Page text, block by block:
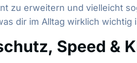
zu erweitern und vielleicht
dir im Alltag wirklich wichtig
Speed &